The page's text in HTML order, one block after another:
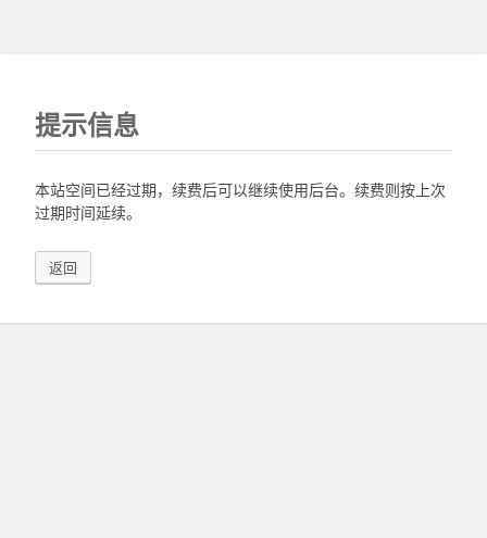
提示信息
本站空间已经过期，续费后可以继续使用后台。续费则按上次
过期时间延续。
返回